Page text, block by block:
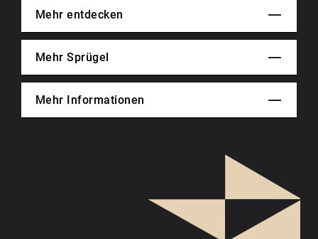
Mehr entdecken
Mehr Sprügel
Mehr Informationen